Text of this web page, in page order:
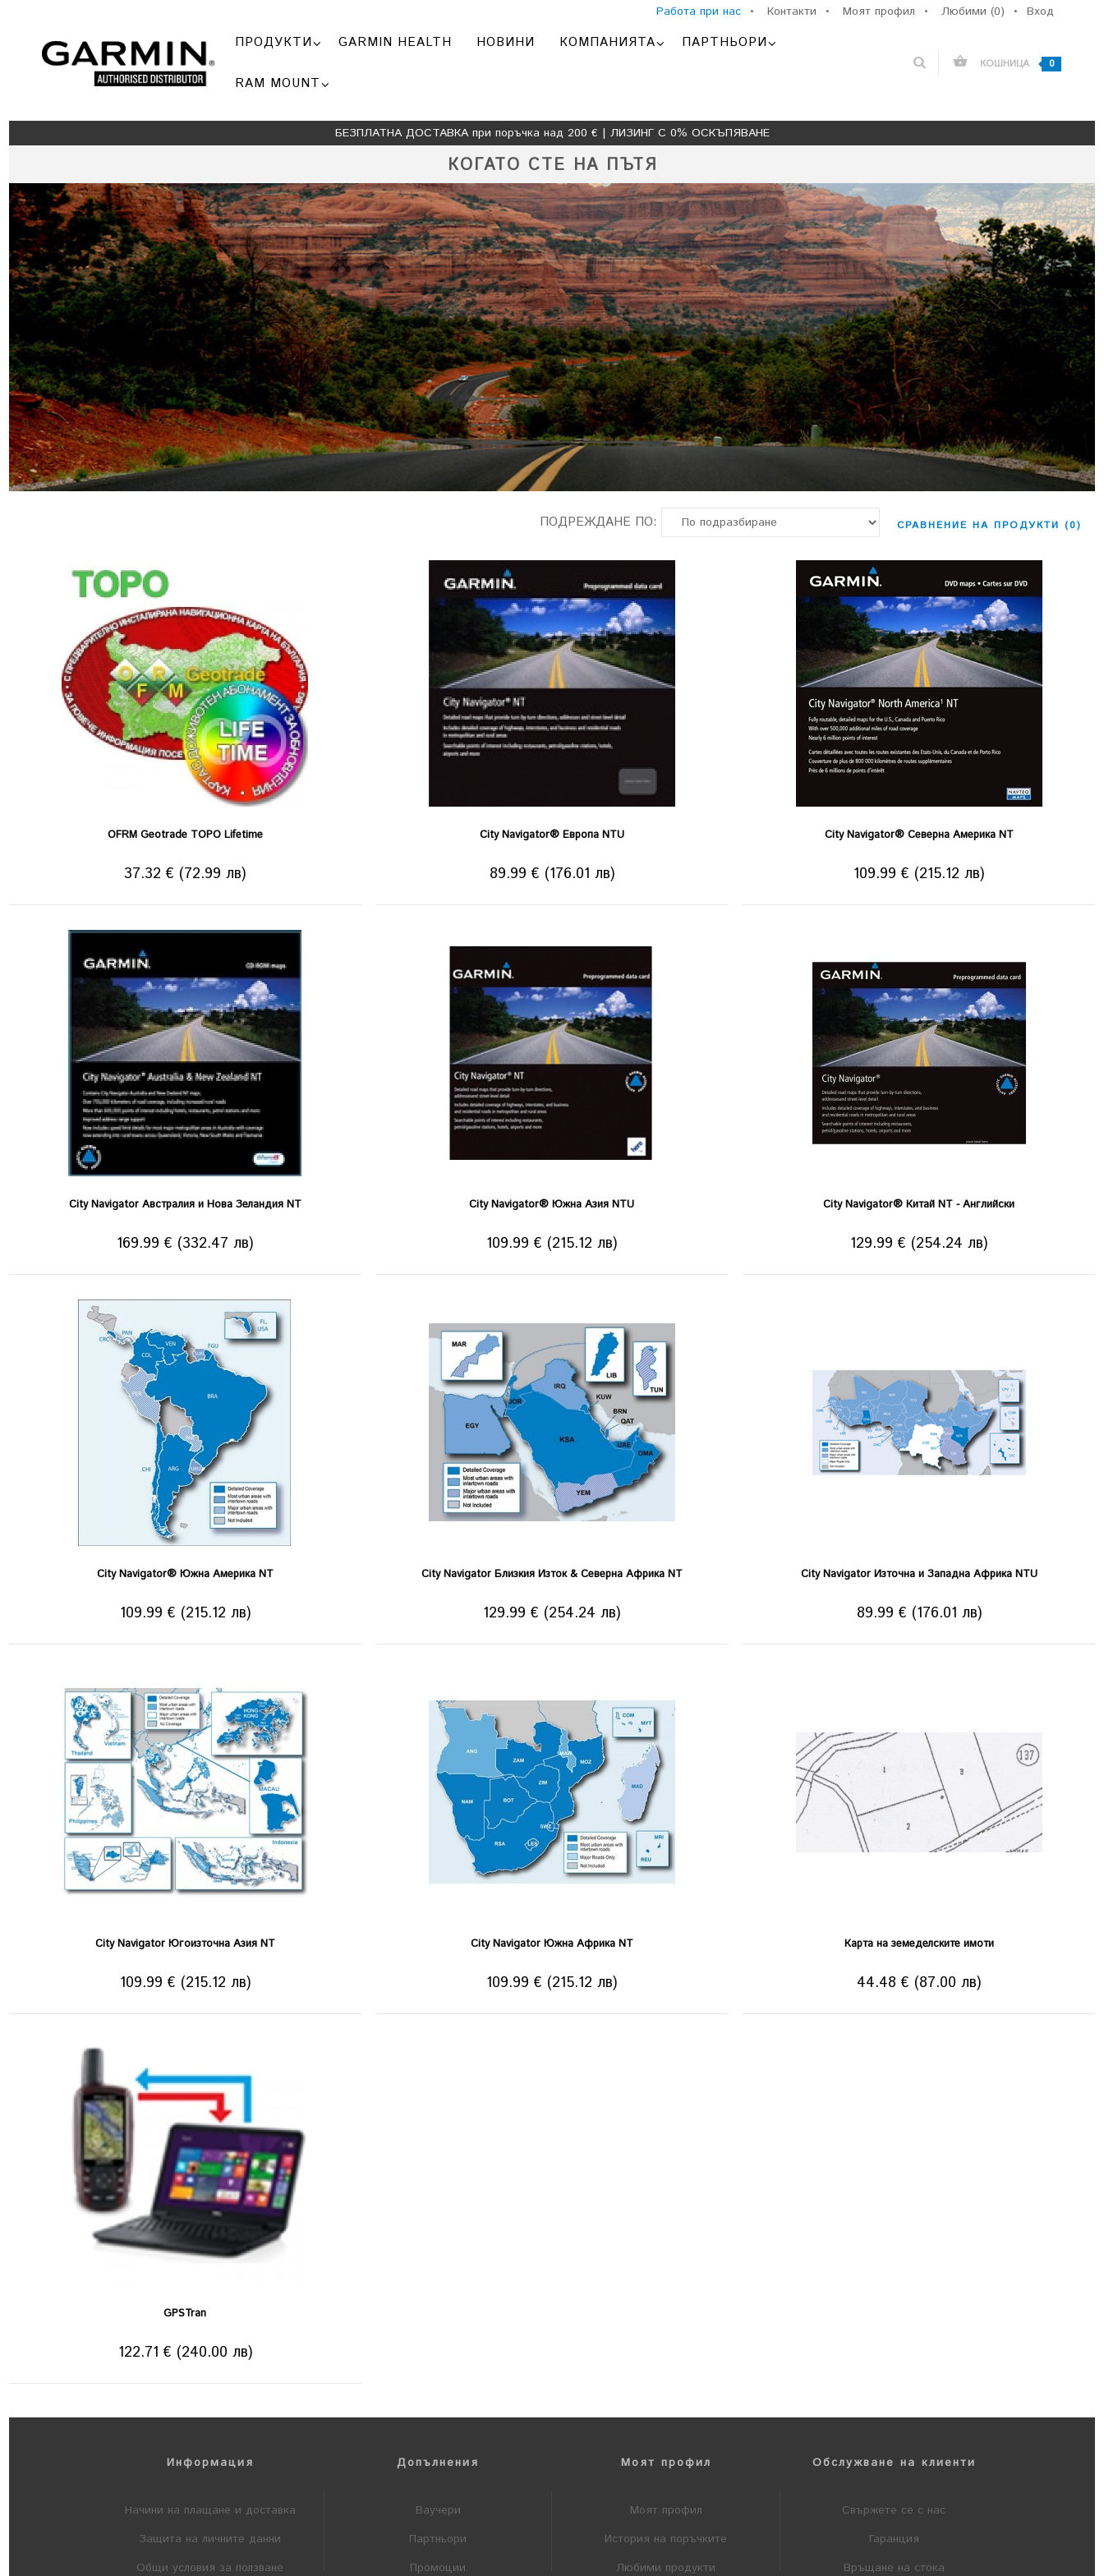
Вход
Работа при нас • Контакти • Моят профил • Любими (0) •
ПРОДУКТИ GARMIN HEALTH НОВИНИ КОМПАНИЯТА ПАРТНЬОРИ
RAM MOUNT
КОШНИЦА 0
БЕЗПЛАТНА ДОСТАВКА при поръчка над 200 € | ЛИЗИНГ С 0% ОСКЪПЯВАНЕ
КОГАТО СТЕ НА ПЪТЯ
СРАВНЕНИЕ НА ПРОДУКТИ (0)
ПОДРЕЖДАНЕ ПО:
OFRM Geotrade TOPO Lifetime
37.32 € (72.99 лв)
City Navigator® Европа NTU
89.99 € (176.01 лв)
City Navigator® Северна Америка NT
109.99 € (215.12 лв)
City Navigator Австралия и Нова Зеландия NT
169.99 € (332.47 лв)
City Navigator® Южна Азия NTU
109.99 € (215.12 лв)
City Navigator® Китай NT - Английски
129.99 € (254.24 лв)
City Navigator® Южна Америка NT
109.99 € (215.12 лв)
City Navigator Близкия Изток & Северна Африка NT
129.99 € (254.24 лв)
City Navigator Източна и Западна Африка NTU
89.99 € (176.01 лв)
City Navigator Югоизточна Азия NT
109.99 € (215.12 лв)
City Navigator Южна Африка NT
109.99 € (215.12 лв)
Карта на земеделските имоти
44.48 € (87.00 лв)
GPSTran
122.71 € (240.00 лв)
Информация
Начини на плащане и доставка
Защита на личните данни
Общи условия за ползване
Допълнения
Ваучери
Партньори
Промоции
Моят профил
Моят профил
История на поръчките
Любими продукти
Обслужване на клиенти
Свържете се с нас
Гаранция
Връщане на стока